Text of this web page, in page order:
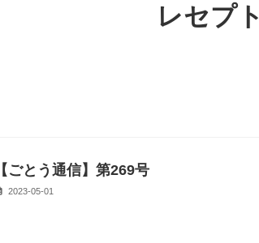
レセプト
【ごとう通信】第269号
2023-05-01